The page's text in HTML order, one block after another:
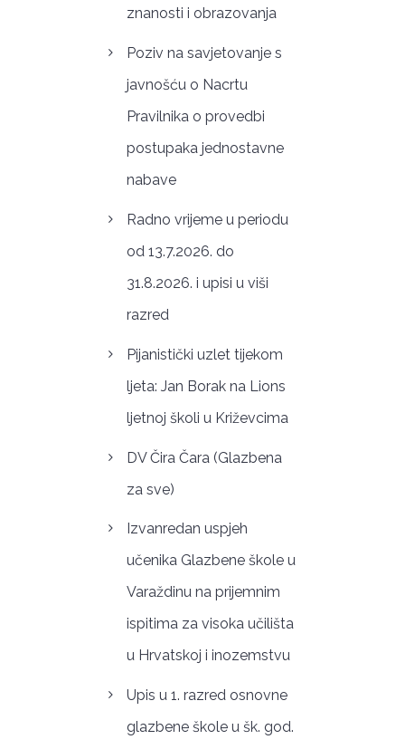
znanosti i obrazovanja
Poziv na savjetovanje s
javnošću o Nacrtu
Pravilnika o provedbi
postupaka jednostavne
nabave
Radno vrijeme u periodu
od 13.7.2026. do
31.8.2026. i upisi u viši
razred
Pijanistički uzlet tijekom
ljeta: Jan Borak na Lions
ljetnoj školi u Križevcima
DV Čira Čara (Glazbena
za sve)
Izvanredan uspjeh
učenika Glazbene škole u
Varaždinu na prijemnim
ispitima za visoka učilišta
u Hrvatskoj i inozemstvu
Upis u 1. razred osnovne
glazbene škole u šk. god.